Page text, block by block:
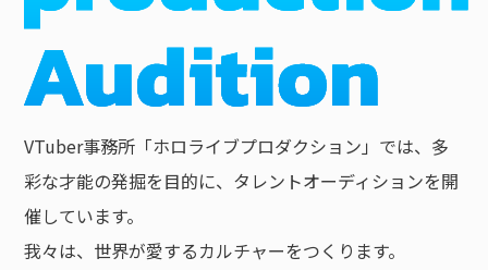
VTuber事務所「ホロライブプロダクション」では、多
彩な才能の発掘を目的に、タレントオーディションを開
催しています。
我々は、世界が愛するカルチャーをつくります。